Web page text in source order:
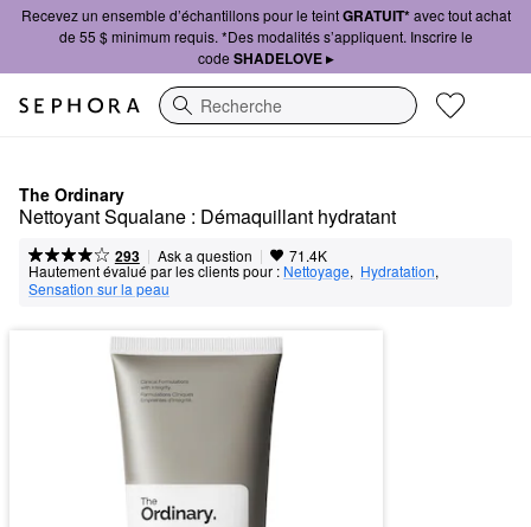
Recevez un ensemble d’échantillons pour le teintGRATUIT*avec tout achat
de 55 $ minimum requis. *Des modalités s’appliquent. Inscrire le
code SHADELOVE ▸
Recherche
The Ordinary
Nettoyant Squalane : Démaquillant hydratant
293 | Ask a question | 71.4K
Hautement évalué par les clients pour : Nettoyage, Hydratation,
Sensation sur la peau